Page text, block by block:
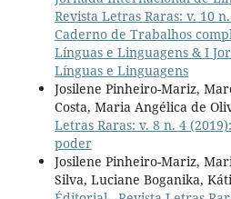
Revista Letras Raras: v. 10
Caderno de Trabalhos
Línguas e Linguagens & I
Línguas e Linguagens
Josilene Pinheiro-Mariz,
Costa, Maria Angélica de
Letras Raras: v. 8 n. 4
poder
Josilene Pinheiro-Mariz,
Silva, Luciane Boganika,